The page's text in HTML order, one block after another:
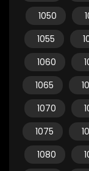
1050
1055
1060
1065
1070
1075
1080